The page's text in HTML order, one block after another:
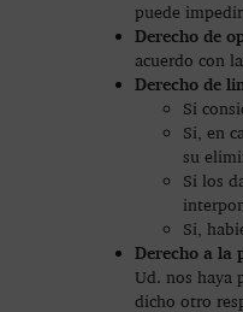
puede
Derecho de
acuerdo con
Derecho de
Si
Si, en
su
Si los
Si,
Derecho a la
Ud. nos haya
dicho otro